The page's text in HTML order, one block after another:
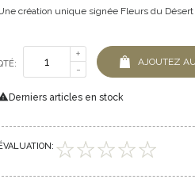
création unique signée Fleurs du Désert
AJOUTEZ
Derniers articles en stock